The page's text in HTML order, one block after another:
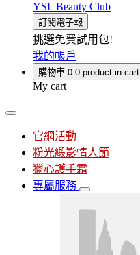
YSL Beauty Club
訂閱電子報
挑選免費試用包!
我的帳戶
購物車 0 0 product in cart
My cart
官網活動
粉光緞影情人節
獵心護手霜
專屬服務